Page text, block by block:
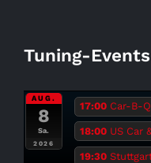
Tuning-Events
AUG.
8
Sa.
2026
17:00 Car-B-
18:00 US Car
19:30